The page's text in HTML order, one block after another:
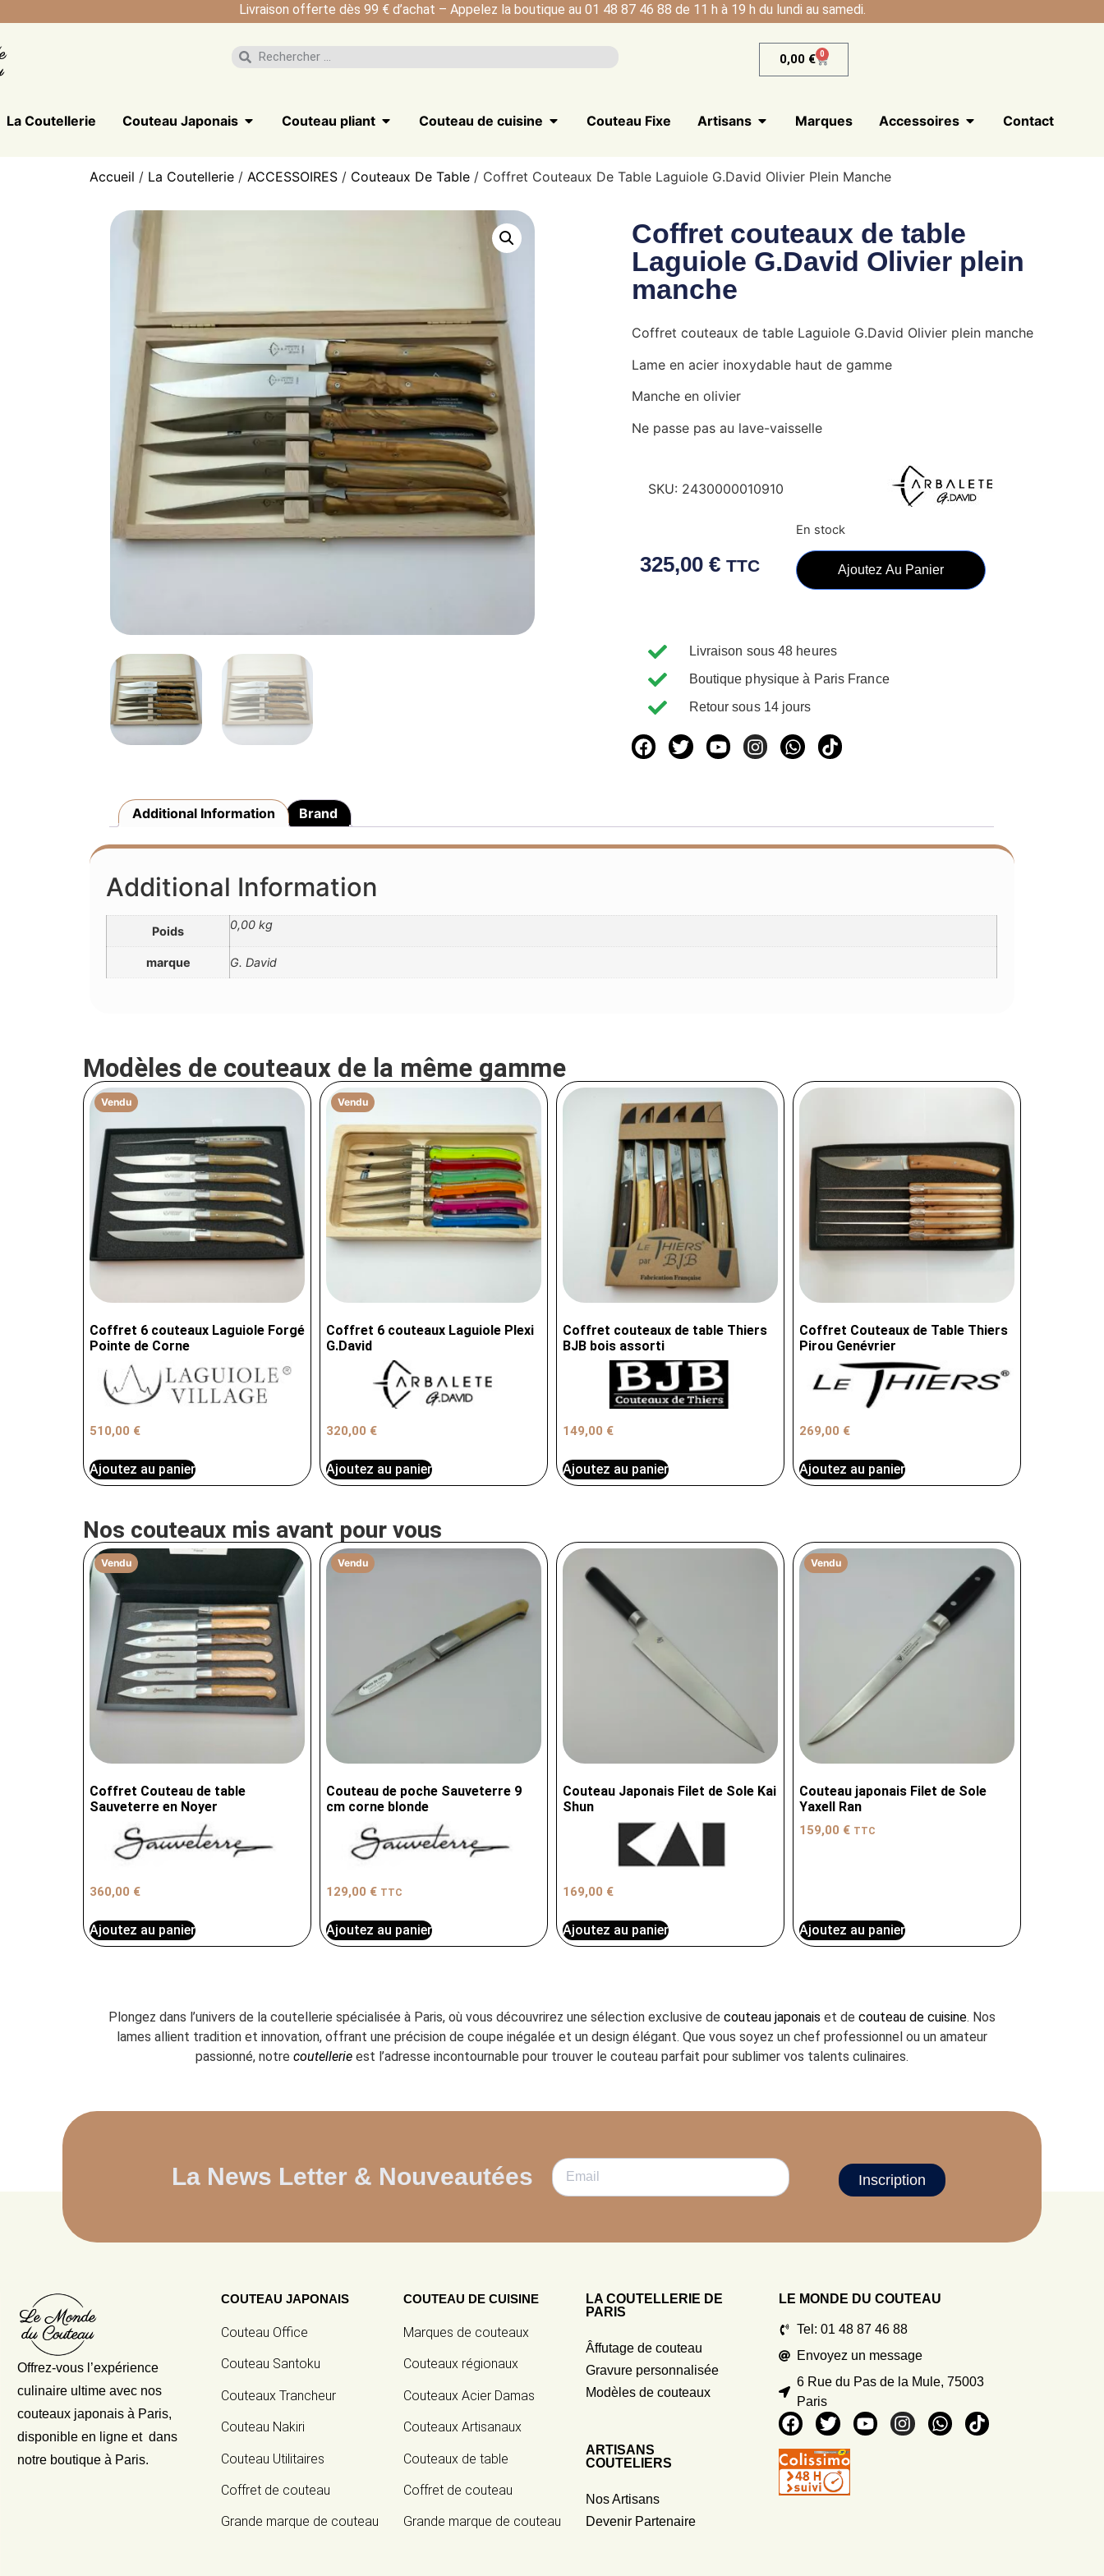
Livraison offerte dès 99 € d’achat – Appelez la boutique au 01 48 87 46 88 de 11 h à 19 h du lundi au samedi.
0,00 € 0
La Coutellerie Couteau Japonais Couteau pliant Couteau de cuisine Couteau Fixe Artisans Marques Accessoires Contact
Accueil / La Coutellerie /ACCESSOIRES / Couteaux De Table / Coffret Couteaux De Table Laguiole G.David Olivier Plein Manche
Coffret couteaux de table
Laguiole G.David Olivier plein
manche
Coffret couteaux de table Laguiole G.David Olivier plein manche
Lame en acier inoxydable haut de gamme
Manche en olivier
Ne passe pas au lave-vaisselle
SKU: 2430000010910
325,00 € TTC
En stock
Ajoutez Au Panier
Livraison sous 48 heures
Boutique physique à Paris France
Retour sous 14 jours
Additional Information Brand
Additional Information
Poids 0,00 kg
marque G. David
Modèles de couteaux de la même gamme
Vendu
Coffret 6 couteaux Laguiole Forgé
Pointe de Corne
510,00 €
Ajoutez au panier
Vendu
Coffret 6 couteaux Laguiole Plexi
G.David
320,00 €
Ajoutez au panier
Coffret couteaux de table Thiers
BJB bois assorti
149,00 €
Ajoutez au panier
Coffret Couteaux de Table Thiers
Pirou Genévrier
269,00 €
Ajoutez au panier
Nos couteaux mis avant pour vous
Vendu
Coffret Couteau de table
Sauveterre en Noyer
360,00 €
Ajoutez au panier
Vendu
Couteau de poche Sauveterre 9
cm corne blonde
129,00 € TTC
Ajoutez au panier
Couteau Japonais Filet de Sole Kai
Shun
169,00 €
Ajoutez au panier
Vendu
Couteau japonais Filet de Sole
Yaxell Ran
159,00 € TTC
Ajoutez au panier
Plongez dans l’univers de la coutellerie spécialisée à Paris, où vous découvrirez une sélection exclusive de couteau japonais et de couteau de cuisine. Nos
lames allient tradition et innovation, offrant une précision de coupe inégalée et un design élégant. Que vous soyez un chef professionnel ou un amateur
passionné, notre coutellerieest l’adresse incontournable pour trouver le couteau parfait pour sublimer vos talents culinaires.
La News Letter & Nouveautées Inscription
Offrez-vous l’expérience
culinaire ultime avec nos
couteaux japonais à Paris,
disponible en ligne et dans
notre boutique à Paris.
COUTEAU JAPONAIS
Couteau Office
Couteau Santoku
Couteaux Trancheur
Couteau Nakiri
Couteau Utilitaires
Coffret de couteau
Grande marque de couteau
COUTEAU DE CUISINE
Marques de couteaux
Couteaux régionaux
Couteaux Acier Damas
Couteaux Artisanaux
Couteaux de table
Coffret de couteau
Grande marque de couteau
LA COUTELLERIE DE
PARIS
Âffutage de couteau
Gravure personnalisée
Modèles de couteaux
ARTISANS
COUTELIERS
Nos Artisans
Devenir Partenaire
LE MONDE DU COUTEAU
Tel: 01 48 87 46 88
Envoyez un message
6 Rue du Pas de la Mule, 75003
Paris